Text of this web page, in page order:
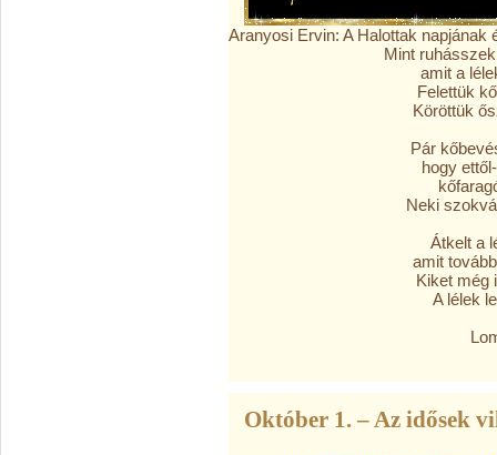
Aranyosi Ervin: A Halottak napjának
Mint
amit a
Felettük
Köröttük
Pár
hogy
Neki
Átkelt a
amit
Kiket még
A lélek
Október 1. – Az idősek